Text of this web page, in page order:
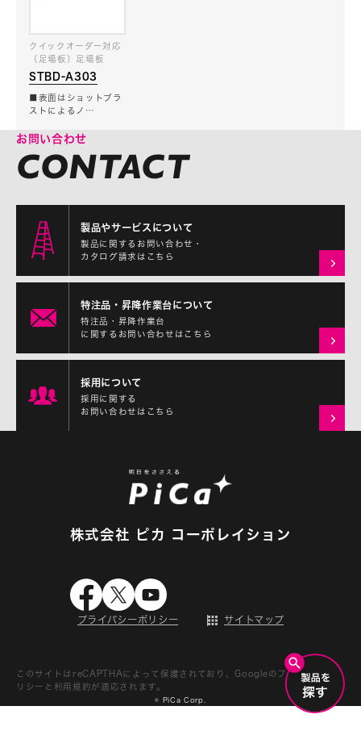
STBD-A303
クイックオーダー対応
（足場板）足場板
■表面はショットブラ
ストによるノ…
お問い合わせ
製品やサービスについて
製品に関するお問い合わせ・
カタログ請求はこちら
特注品・昇降作業台について
特注品・昇降作業台
に関するお問い合わせはこちら
採用について
採用に関する
お問い合わせはこちら
株式会社 ピカ コーポレイション
プライバシーポリシー サイトマップ
このサイトはreCAPTHAによって保護されており、Googleの プライバシーポ
リシー と 利用規約 が適応されます。
© PiCa Corp.